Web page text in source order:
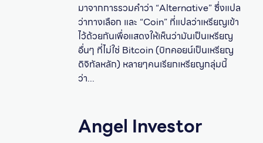
มาจากการรวมคำว่า “Alternative” ซึ่งแปล
ว่าทางเลือก และ “Coin” ที่แปลว่าเหรียญเข้า
ไว้ด้วยกันเพื่อแสดงให้เห็นว่ามันเป็นเหรียญ
อื่นๆ ที่ไม่ใช่ Bitcoin (บิทคอยน์เป็นเหรียญ
ดิจิทัลหลัก) หลายๆคนเรียกเหรียญกลุ่มนี้
ว่า...
Angel Investor